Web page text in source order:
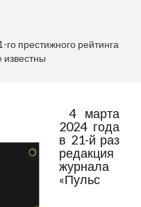
го престижного рейтинга
известны
4 марта
2024 года
в 21-й раз
редакция
журнала
«Пульс